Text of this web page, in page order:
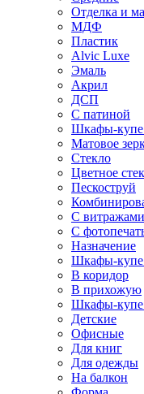
Отделка и
МДФ
Пластик
Alvic Luxe
Эмаль
Акрил
ДСП
С патиной
Шкафы-купе
Матовое
Стекло
Цветное
Пескоструй
С витражами
С
Назначение
Шкафы-купе
В коридор
В прихожую
Шкафы-купе
Детские
Офисные
Для книг
Для одежды
На балкон